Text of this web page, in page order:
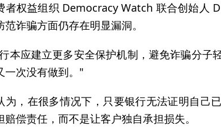
者权益组织 Democracy Watch 联合创始人
范诈骗方面仍存在明显漏洞。
本应建立更多安全保护机制，避免诈骗分子
一次没有做到。"
为，在很多情况下，只要银行无法证明自己
赔偿责任，而不是让客户独自承担损失。